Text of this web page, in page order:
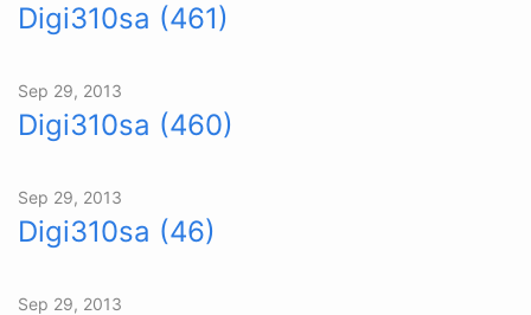
Digi310sa (461)
Sep 29, 2013
Digi310sa (460)
Sep 29, 2013
Digi310sa (46)
Sep 29, 2013